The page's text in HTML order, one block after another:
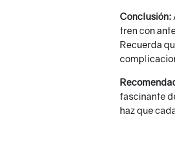
Conclusión:
tren con
Recuerda
fascinante
haz que